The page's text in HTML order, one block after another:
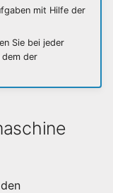
mit Docker
Architektur
on Windows
& Bisect
- Issues und
Features
und Protokolle
Ressourcen
Choices
Control
Control
und Pods
Control
und Compliance
Sidecar-
and Pods
Control
, DaemonSets,
Status
Sidecar
und Pods
Status
Container pro
und Pods
& Fehleranalyse
mit Hilfe der
Sie bei jeder
der